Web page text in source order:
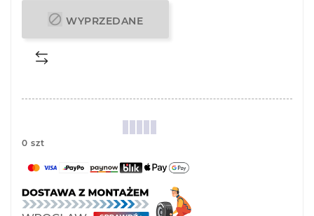
 WYPRZEDANE
0 szt